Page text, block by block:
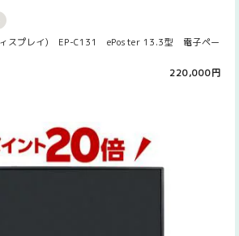
ィスプレイ) EP-C131 ePoster 13.3型 電子ペー
220,000円